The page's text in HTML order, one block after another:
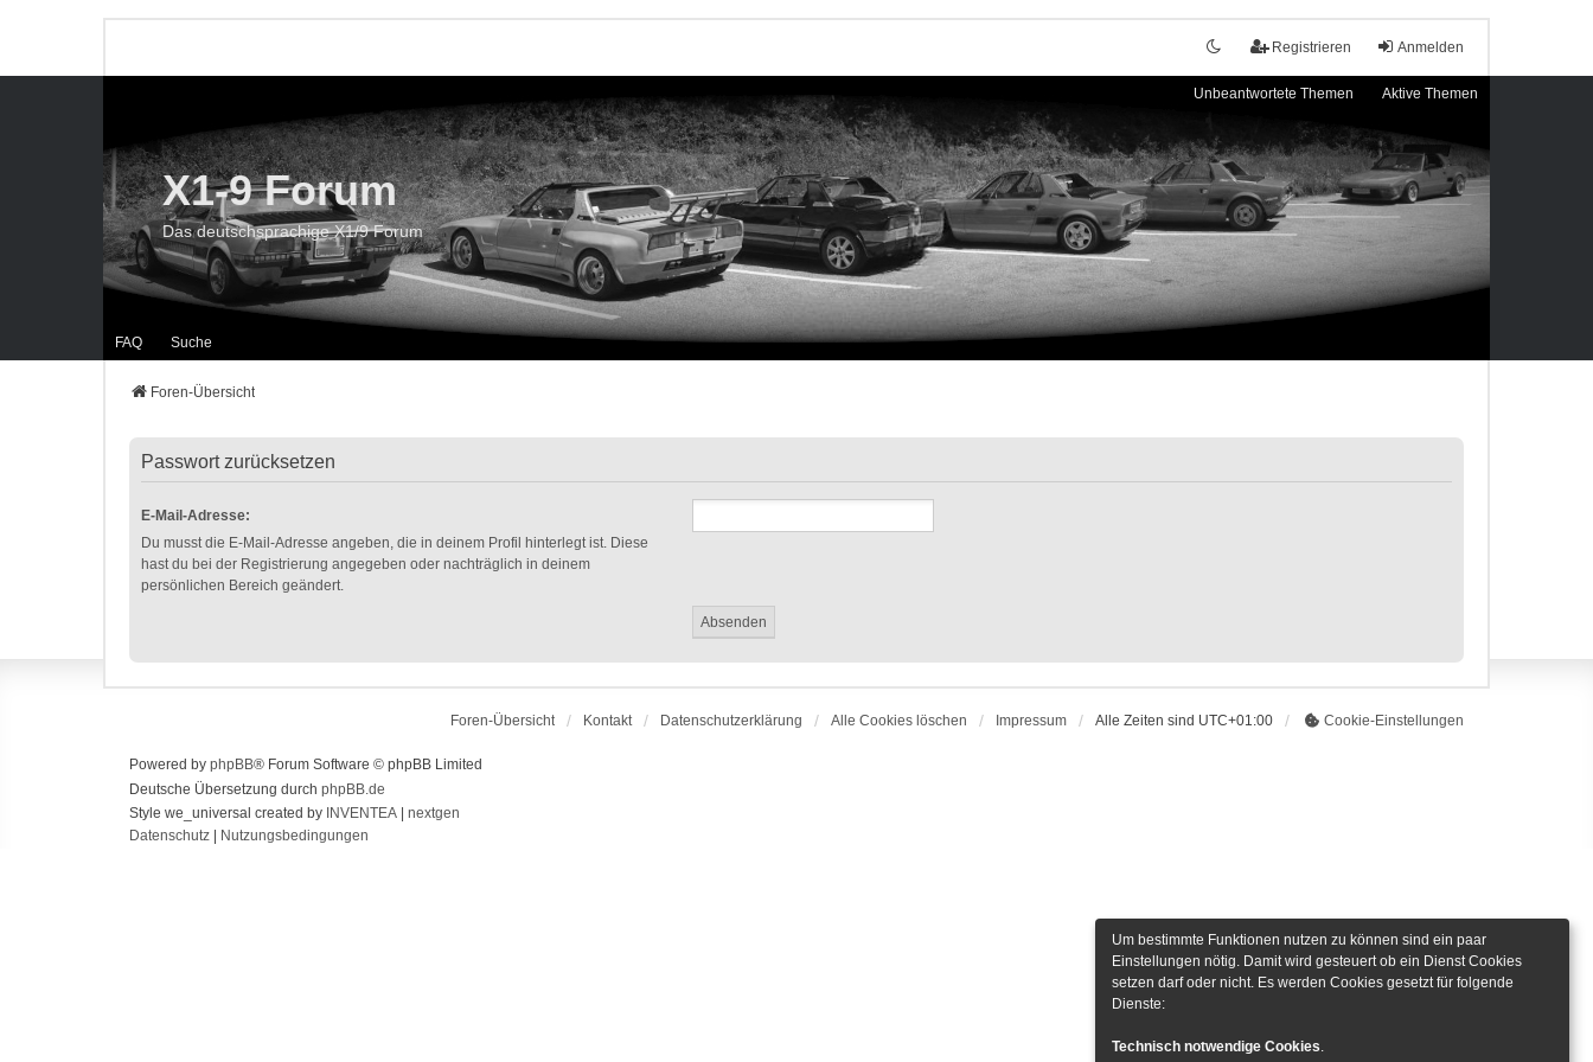
Anmelden
Registrieren
Unbeantwortete Themen Aktive Themen
FAQ Suche
X1-9 Forum
Das deutschsprachige X1/9 Forum
Foren-Übersicht
Passwort zurücksetzen
E-Mail-Adresse:
Du musst die E-Mail-Adresse angeben, die in deinem Profil hinterlegt ist. Diese
hast du bei der Registrierung angegeben oder nachträglich in deinem
persönlichen Bereich geändert.
Foren-Übersicht Kontakt Datenschutzerklärung Alle Cookies löschen Impressum Alle Zeiten sind UTC+01:00 Cookie-Einstellungen
Powered by phpBB® Forum Software © phpBB Limited
Deutsche Übersetzung durch phpBB.de
Style we_universal created by INVENTEA
nextgen
Datenschutz
Nutzungsbedingungen
Um bestimmte Funktionen nutzen zu können sind ein paar
Einstellungen nötig. Damit wird gesteuert ob ein Dienst Cookies
setzen darf oder nicht. Es werden Cookies gesetzt für folgende
Dienste:
Technisch notwendige Cookies.